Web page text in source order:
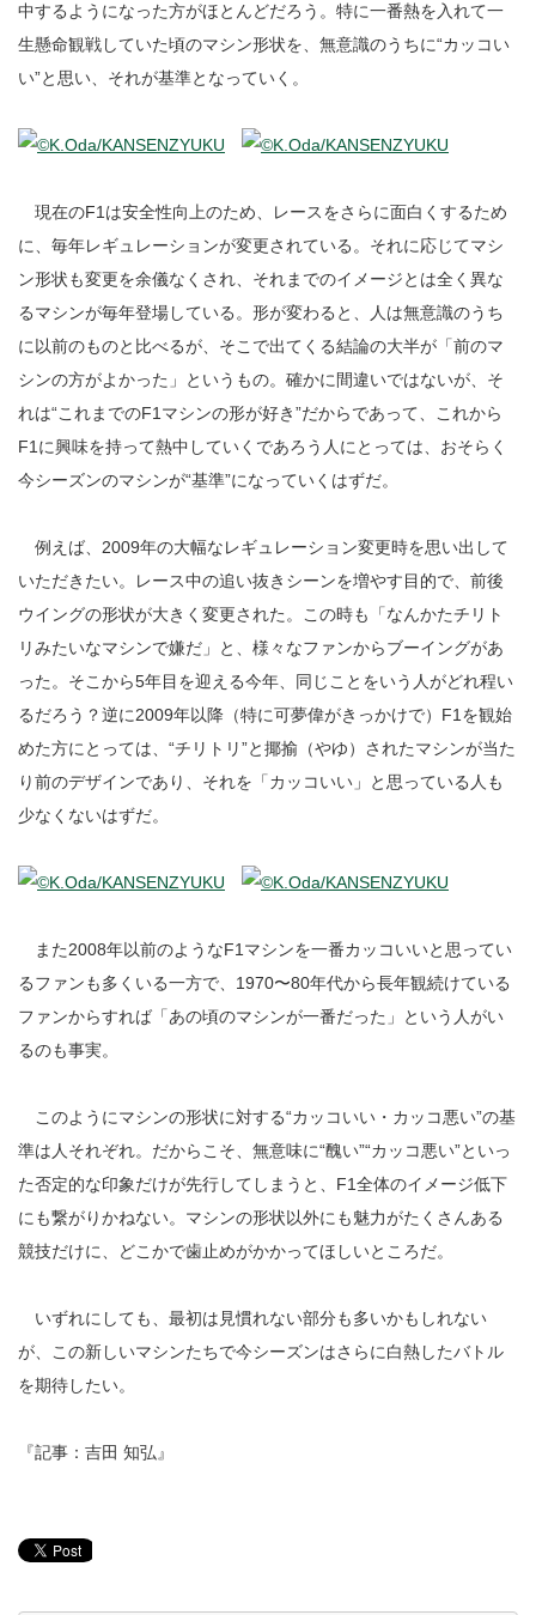
中するようになった方がほとんどだろう。特に一番熱を入れて一
生懸命観戦していた頃のマシン形状を、無意識のうちに“カッコい
い”と思い、それが基準となっていく。
現在のF1は安全性向上のため、レースをさらに面白くするため
に、毎年レギュレーションが変更されている。それに応じてマシ
ン形状も変更を余儀なくされ、それまでのイメージとは全く異な
るマシンが毎年登場している。形が変わると、人は無意識のうち
に以前のものと比べるが、そこで出てくる結論の大半が「前のマ
シンの方がよかった」というもの。確かに間違いではないが、そ
れは“これまでのF1マシンの形が好き”だからであって、これから
F1に興味を持って熱中していくであろう人にとっては、おそらく
今シーズンのマシンが“基準”になっていくはずだ。
例えば、2009年の大幅なレギュレーション変更時を思い出して
いただきたい。レース中の追い抜きシーンを増やす目的で、前後
ウイングの形状が大きく変更された。この時も「なんかたチリト
リみたいなマシンで嫌だ」と、様々なファンからブーイングがあ
った。そこから5年目を迎える今年、同じことをいう人がどれ程い
るだろう？逆に2009年以降（特に可夢偉がきっかけで）F1を観始
めた方にとっては、“チリトリ”と揶揄（やゆ）されたマシンが当た
り前のデザインであり、それを「カッコいい」と思っている人も
少なくないはずだ。
また2008年以前のようなF1マシンを一番カッコいいと思ってい
るファンも多くいる一方で、1970〜80年代から長年観続けている
ファンからすれば「あの頃のマシンが一番だった」という人がい
るのも事実。
このようにマシンの形状に対する“カッコいい・カッコ悪い”の基
準は人それぞれ。だからこそ、無意味に“醜い”“カッコ悪い”といっ
た否定的な印象だけが先行してしまうと、F1全体のイメージ低下
にも繋がりかねない。マシンの形状以外にも魅力がたくさんある
競技だけに、どこかで歯止めがかかってほしいところだ。
いずれにしても、最初は見慣れない部分も多いかもしれない
が、この新しいマシンたちで今シーズンはさらに白熱したバトル
を期待したい。
『記事：吉田 知弘』